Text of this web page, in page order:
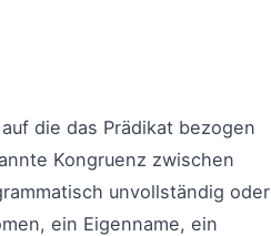
die das Prädikat bezogen
Kongruenz zwischen
unvollständig oder
ein Eigenname, ein